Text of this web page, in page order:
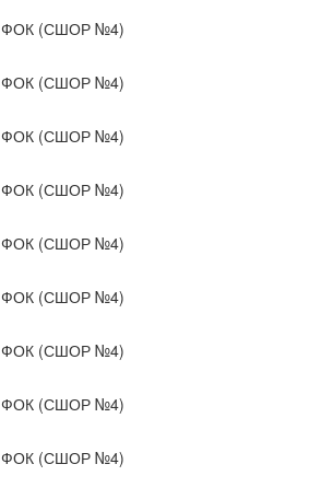
ФОК (СШОР №4)
ФОК (СШОР №4)
ФОК (СШОР №4)
ФОК (СШОР №4)
ФОК (СШОР №4)
ФОК (СШОР №4)
ФОК (СШОР №4)
ФОК (СШОР №4)
ФОК (СШОР №4)